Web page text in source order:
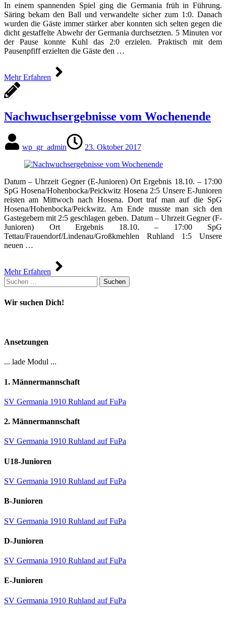
In einem spannenden Spiel ging die Germania früh in Führung.
Säring bekam den Ball und verwandelte sicher zum 1:0. Danach
wurden die Gäste immer stärker aber konnten sich selten gegen die
dicht gestaffelte Abwehr der Germania durchsetzten. 5 Minuten vor
der Pause konnte Kuhl das 2:0 erzielen. Praktisch mit dem
Pausenpfiff erzielten die Gäste den …
Mehr Erfahren
Nachwuchsergebnisse vom Wochenende
wp_gr_admin 23. Oktober 2017
Datum – Uhrzeit Gegner (E-Junioren) Ort Ergebnis 18.10. – 17:00
SpG Hosena/Hohenbocka/Peickwitz Hosena 2:5 Unsere E-Junioren
reisten am Mittwoch nach Hosena. Dort traf man auf die SpG
Hosena/Hohenbocka/Peickwitz. Am Ende musste man sich den
Gastegebern mit 2:5 geschlagen geben. Datum – Uhrzeit Gegner (F-
Junioren) Ort Ergebnis 18.10. – 17:00 SpG
Tettau/Frauendorf/Lindenau/Großkmehlen Ruhland 1:5 Unsere
neuen …
Mehr Erfahren
Suchen
nach:
Wir suchen Dich!
Ansetzungen
... lade Modul ...
1. Männermannschaft
SV Germania 1910 Ruhland auf FuPa
2. Männermannschaft
SV Germania 1910 Ruhland auf FuPa
U18-Junioren
SV Germania 1910 Ruhland auf FuPa
B-Junioren
SV Germania 1910 Ruhland auf FuPa
D-Junioren
SV Germania 1910 Ruhland auf FuPa
E-Junioren
SV Germania 1910 Ruhland auf FuPa